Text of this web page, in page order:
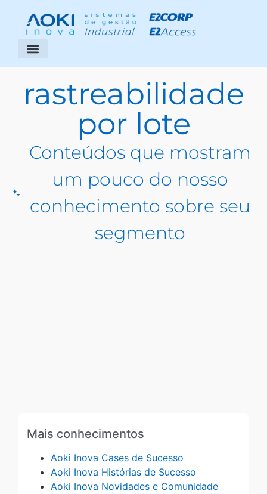
rastreabilidade
por lote
Conteúdos que mostram
um pouco do nosso
conhecimento sobre seu
segmento
Mais conhecimentos
Aoki Inova Cases de Sucesso
Aoki Inova Histórias de Sucesso
Aoki Inova Novidades e Comunidade